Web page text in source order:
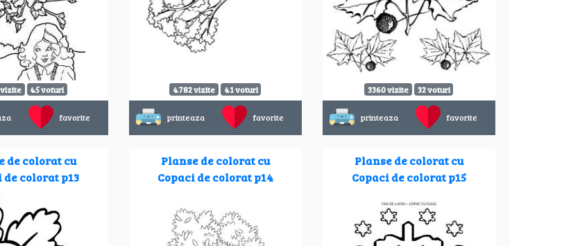
45 voturi
favorite
4782 vizite 41 voturi
printeaza favorite
3360 vizite 32 voturi
printeaza favorite
de colorat cu
de colorat p13
Planse de colorat cu
Copaci de colorat p14
Planse de colorat cu
Copaci de colorat p15